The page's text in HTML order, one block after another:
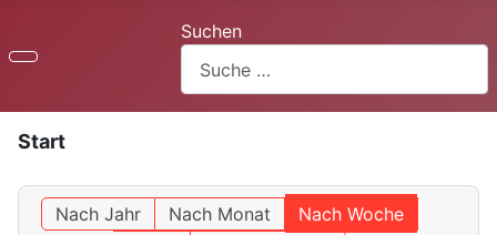
Suchen
Start
Nach Jahr Nach Monat
Nach Woche